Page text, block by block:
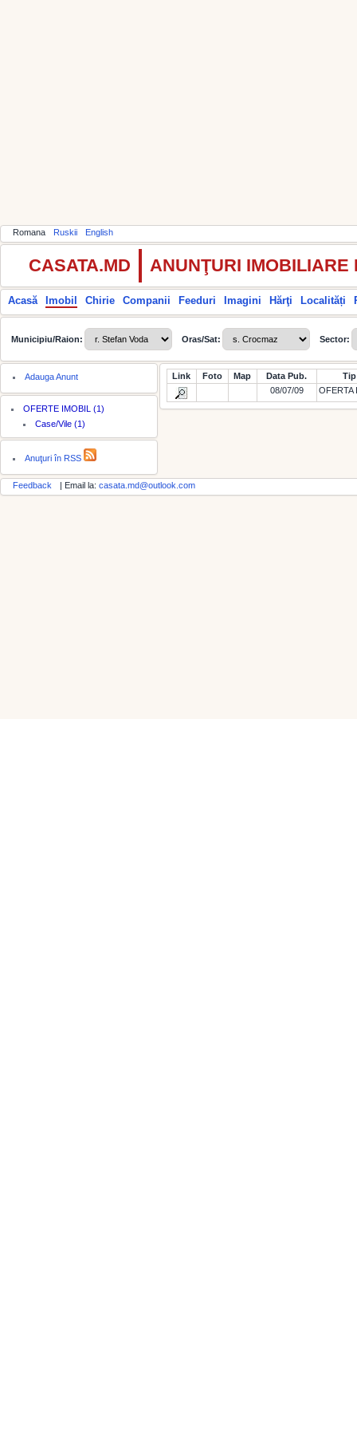
Romana Ruskii English
CASATA.MD ANUNŢURI IMOBILIARE
Acasă Imobil Chirie Companii Feeduri Imagini Hărţi Localități
Municipiu/Raion: Oras/Sat: Sector:
Adauga Anunt
OFERTE IMOBIL (1)
Case/Vile (1)
Anuţuri în RSS
Link Foto Map Data Pub.
08/07/09
OFERTA
Feedback | Email la: casata.md@outlook.com